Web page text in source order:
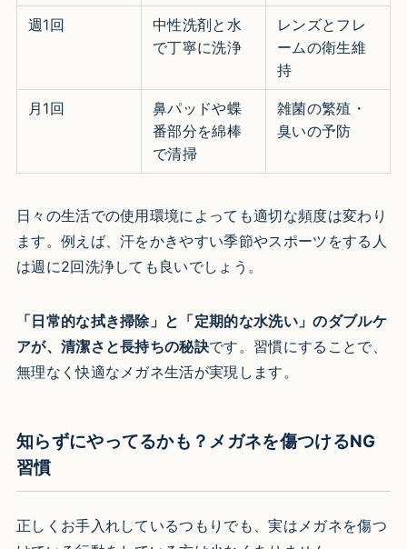
週1回
中性洗剤と水
で丁寧に洗浄
レンズとフレ
ームの衛生維
持
月1回
鼻パッドや蝶
番部分を綿棒
で清掃
雑菌の繁殖・
臭いの予防
日々の生活での使用環境によっても適切な頻度は変わり
ます。例えば、汗をかきやすい季節やスポーツをする人
は週に2回洗浄しても良いでしょう。
「日常的な拭き掃除」と「定期的な水洗い」のダブルケ
アが、清潔さと長持ちの秘訣です。習慣にすることで、
無理なく快適なメガネ生活が実現します。
知らずにやってるかも？メガネを傷つけるNG
習慣
正しくお手入れしているつもりでも、実はメガネを傷つ